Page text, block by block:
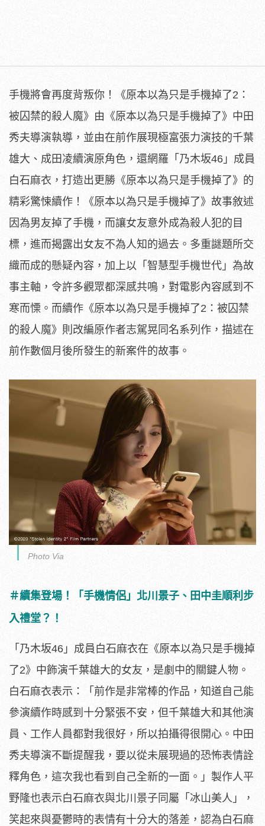
手機將會再度背叛你！《原本以為只是手機掉了2：
被囚禁的殺人魔》由《原本以為只是手機掉了》中田
秀夫導演執導，並由在前作展現極富張力演技的千葉
雄大、成田凌續演原角色，還網羅「乃木坂46」成員
白石麻衣，打造出更勝《原本以為只是手機掉了》的
精彩驚悚續作！《原本以為只是手機掉了》故事敘述
因為男友掉了手機，而讓女友意外成為殺人犯的目
標，進而揭露出女友不為人知的過去。多重謎題所交
織而成的懸疑內容，加上以「智慧型手機世代」為故
事主軸，令許多觀眾都深感共鳴，對電影內容感到不
寒而慄。而續作《原本以為只是手機掉了2：被囚禁
的殺人魔》則改編原作者志駕晃同名系列作，描述在
前作數個月後所發生的新案件的故事。
Photo Via
＃續集登場！「手機情侶」北川景子、田中圭順利步
入禮堂？！
「乃木坂46」成員白石麻衣在《原本以為只是手機掉
了2》 中飾演千葉雄大的女友，是劇中的關鍵人物。
白石麻衣表示：「 前作是非常棒的作品，知道自己能
參演續作時感到十分緊張不安， 但千葉雄大和其他演
員、工作人員都對我很好，所以拍攝得很開心。 中田
秀夫導演不斷提醒我，要以從未展現過的恐怖表情詮
釋角色， 這次我也看到自己全新的一面。」 製作人平
野隆也表示白石麻衣與北川景子同屬「冰山美人」，
笑起來與憂鬱時的表情有十分大的落差， 認為白石麻